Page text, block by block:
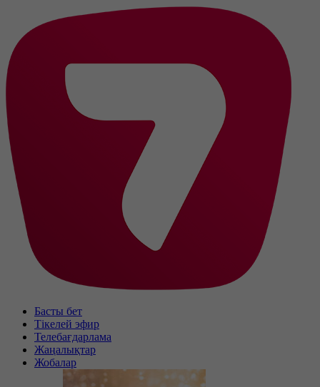
Басты бет
Тікелей эфир
Телебағдарлама
Жаңалықтар
Жобалар